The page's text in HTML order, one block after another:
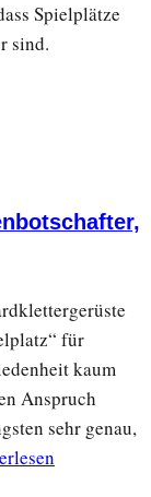
Spielplätze
sind.
für
kaum
Anspruch
sehr genau,